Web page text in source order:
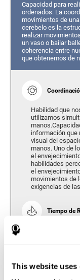
This website uses
Capacidad para
ordenados. La
movimientos de
cerebelo es la
realizar
un vaso o bailar
coherencia entre
que obtenemos de
Habilidad que
utilizamos
información que
visual del
manos. Uno de
el
habilidades
el
movimientos de
exigencias de
Tiempo de
Se refiere a la
momento en
tiempo para